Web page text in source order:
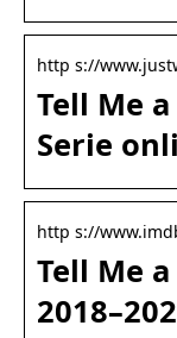
http s://
Tell Me
Serie
http s://
Tell Me